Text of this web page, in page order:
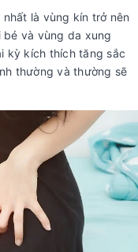
là vùng kín trở nên
bé và vùng da xung
kỳ kích thích tăng sắc
thường và thường sẽ